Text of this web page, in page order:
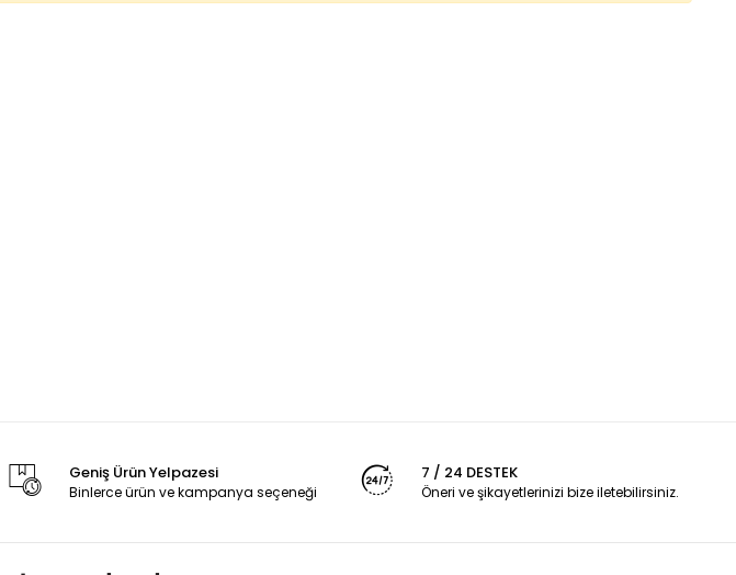
Geniş Ürün Yelpazesi
Binlerce ürün ve kampanya seçeneği
7 / 24 DESTEK
Öneri ve şikayetlerinizi bize iletebilirsiniz.